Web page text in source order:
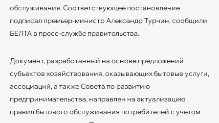
обслуживания. Соответствующее постановление
подписал премьер-министр Александр Турчин, сообщили
БЕЛТА в пресс-службе правительства.
Документ, разработанный на основе предложений
субъектов хозяйствования, оказывающих бытовые услуги,
ассоциаций, а также Совета по развитию
предпринимательства, направлен на актуализацию
правил бытового обслуживания потребителей с учетом